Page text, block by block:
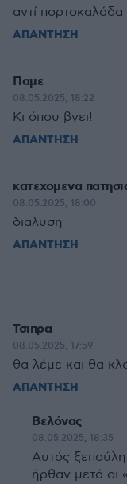
αντί πορτοκαλάδα
ΑΠΑΝΤΗΣΗ
Παμε
08.05.2025, 18:22
Κι όπου βγει!
ΑΠΑΝΤΗΣΗ
κατεχομενα
08.05.2025, 18:00
διαλυση
ΑΠΑΝΤΗΣΗ
Τσιπρα
08.05.2025, 17:59
θα λέμε και θα
ΑΠΑΝΤΗΣΗ
Βελόνας
08.05.2025, 18:35
Αυτός
ήρθαν μετά οι